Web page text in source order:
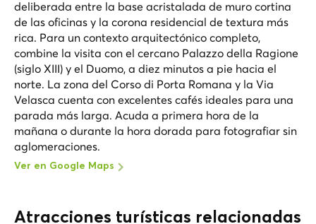
deliberada entre la base acristalada de muro cortina
de las oficinas y la corona residencial de textura más
rica. Para un contexto arquitectónico completo,
combine la visita con el cercano Palazzo della Ragione
(siglo XIII) y el Duomo, a diez minutos a pie hacia el
norte. La zona del Corso di Porta Romana y la Via
Velasca cuenta con excelentes cafés ideales para una
parada más larga. Acuda a primera hora de la
mañana o durante la hora dorada para fotografiar sin
aglomeraciones.
Ver en Google Maps
Atracciones turísticas relacionadas